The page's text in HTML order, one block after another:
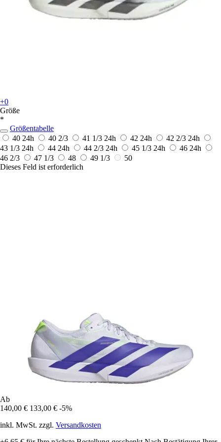
+0
Größe
*
Größentabelle
40 24h 40 2/3 41 1/3 24h 42 24h 42 2/3 24h
43 1/3 24h 44 24h 44 2/3 24h 45 1/3 24h 46 24h
46 2/3
47 1/3 48 49 1/3
50
Dieses Feld ist erforderlich
Ab
140,00 € 133,00 € -5%
inkl. MwSt. zzgl. Versandkosten